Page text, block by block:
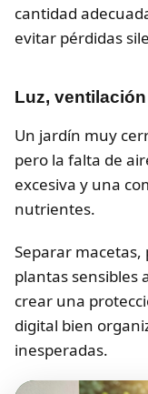
cantidad
evitar pérdidas
Luz,
Un jardín muy
pero la falta de
excesiva y una
nutrientes.
Separar macetas,
plantas sensibles
crear una
digital bien
inesperadas.